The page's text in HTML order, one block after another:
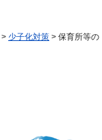
> 少子化対策 > 保育所等の